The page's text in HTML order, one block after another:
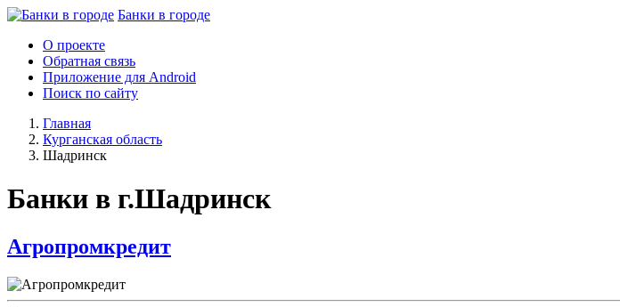
Банки в городе
О проекте
Обратная связь
Приложение для Android
Поиск по сайту
Главная
Курганская область
Шадринск
Банки в г.Шадринск
Агропромкредит